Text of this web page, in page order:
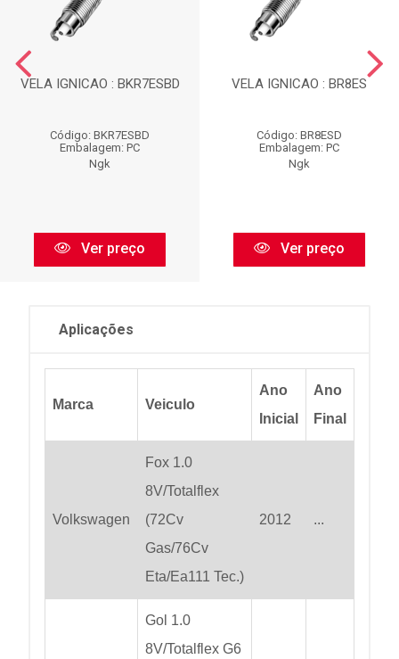
VELA IGNICAO : BKR7ESBD
Código: BKR7ESBD
Embalagem: PC
Ngk
Ver preço
VELA IGNICAO : BR8ES
Código: BR8ESD
Embalagem: PC
Ngk
Ver preço
Aplicações
Marca Veiculo
Ano
Inicial
Ano
Final
Volkswagen
Fox 1.0
8V/Totalflex
(72Cv
Gas/76Cv
Eta/Ea111 Tec.)
2012 ...
Gol 1.0
8V/Totalflex G6